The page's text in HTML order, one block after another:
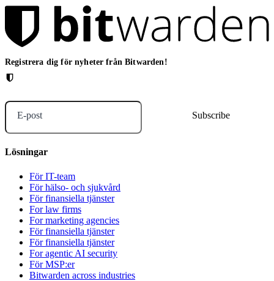
Registrera dig för nyheter från Bitwarden!
E-post
Lösningar
För IT-team
För hälso- och sjukvård
För finansiella tjänster
For law firms
For marketing agencies
För finansiella tjänster
För finansiella tjänster
For agentic AI security
För MSP:er
Bitwarden across industries